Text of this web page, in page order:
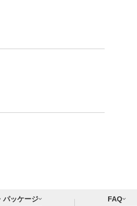
パッケージ FAQ